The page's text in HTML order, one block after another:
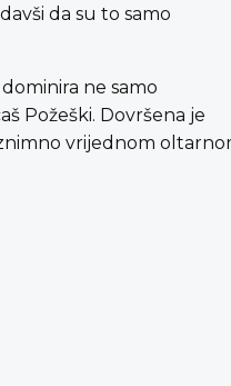
da su to samo
ne samo
Požeški. Dovršena je
vrijednom